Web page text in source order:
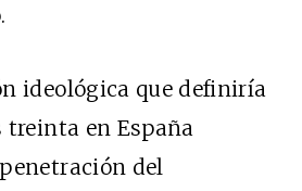
ideológica que definiría
treinta en España
del